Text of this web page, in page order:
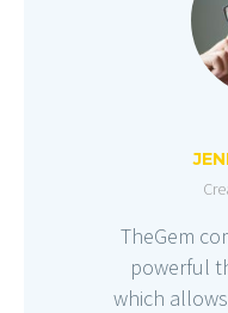
TheGem
powerful
which